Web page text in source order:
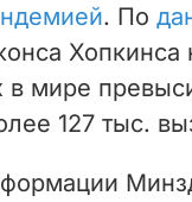
. По
мире
127 тыс.